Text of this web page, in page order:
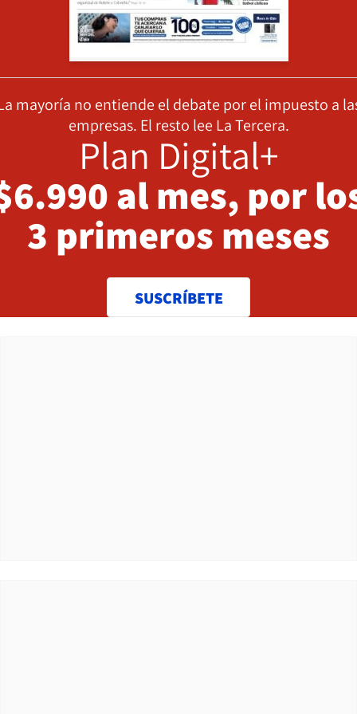
mayoría no entiende el debate por el impuesto a
empresas. El resto lee La Tercera.
Plan Digital+
al mes, por
3 primeros meses
SUSCRÍBETE